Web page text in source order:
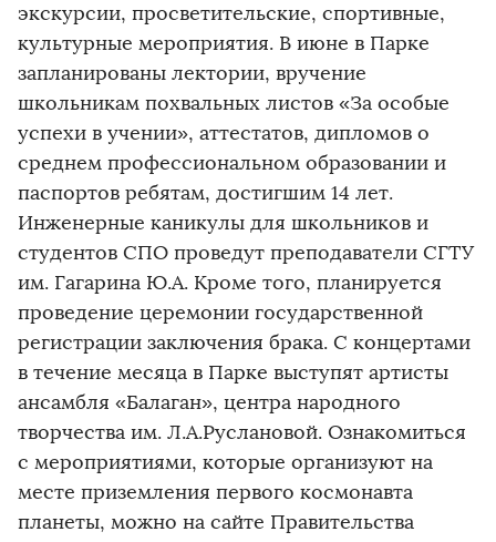
экскурсии, просветительские, спортивные,
культурные мероприятия. В июне в Парке
запланированы лектории, вручение
школьникам похвальных листов «За особые
успехи в учении», аттестатов, дипломов о
среднем профессиональном образовании и
паспортов ребятам, достигшим 14 лет.
Инженерные каникулы для школьников и
студентов СПО проведут преподаватели СГТУ
им. Гагарина Ю.А. Кроме того, планируется
проведение церемонии государственной
регистрации заключения брака. С концертами
в течение месяца в Парке выступят артисты
ансамбля «Балаган», центра народного
творчества им. Л.А.Руслановой. Ознакомиться
с мероприятиями, которые организуют на
месте приземления первого космонавта
планеты, можно на сайте Правительства